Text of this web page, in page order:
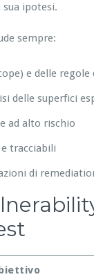
ipotesi.
sempre:
e delle regole
delle superfici
ad alto rischio
tracciabili
di